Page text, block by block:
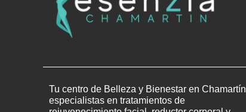
Tu centro de Belleza y Bienestar en Chamartín
especialistas en tratamientos de